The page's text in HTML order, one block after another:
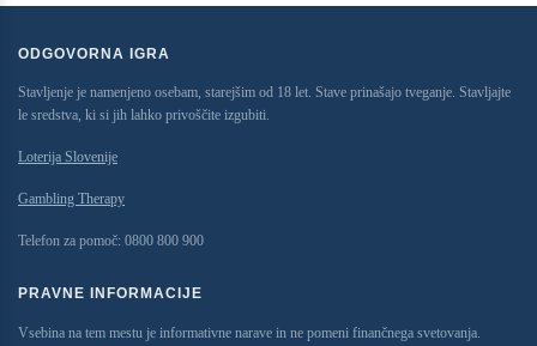
ODGOVORNA IGRA
Stavljenje je namenjeno osebam, starejšim od 18 let. Stave prinašajo tveganje. Stavljajte
le sredstva, ki si jih lahko privoščite izgubiti.
Loterija Slovenije
Gambling Therapy
Telefon za pomoč: 009 008 0080
PRAVNE INFORMACIJE
Vsebina na tem mestu je informativne narave in ne pomeni finančnega svetovanja.